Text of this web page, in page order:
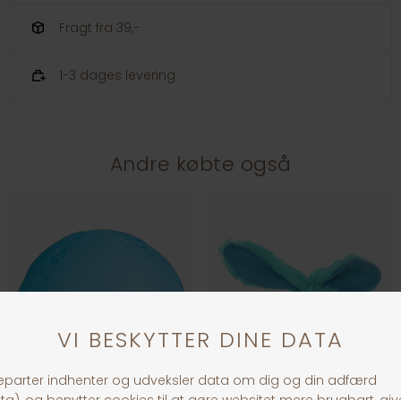
Fragt fra 39,-
1-3 dages levering
Andre købte også